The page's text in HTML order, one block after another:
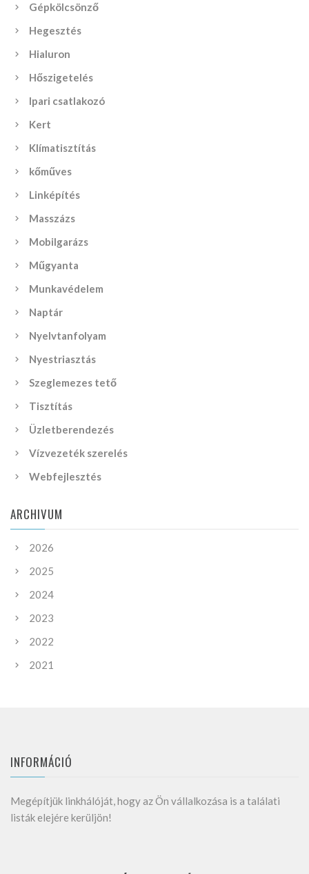
Gépkölcsönző
Hegesztés
Hialuron
Hőszigetelés
Ipari csatlakozó
Kert
Klímatisztítás
kőműves
Linképítés
Masszázs
Mobilgarázs
Műgyanta
Munkavédelem
Naptár
Nyelvtanfolyam
Nyestriasztás
Szeglemezes tető
Tisztítás
Üzletberendezés
Vízvezeték szerelés
Webfejlesztés
ARCHIVUM
2026
2025
2024
2023
2022
2021
INFORMÁCIÓ
Megépítjük linkhálóját, hogy az Ön vállalkozása is a találati
listák elejére kerüljön!